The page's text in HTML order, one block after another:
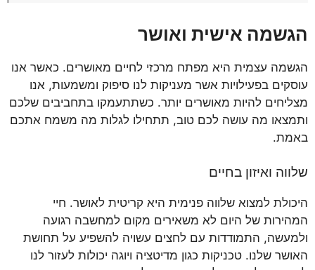
הגשמה אישית ואושר
הגשמה עצמית היא מפתח מרכזי לחיים מאושרים. כאשר אנו
עוסקים בפעילויות אשר מעניקות לנו סיפוק ומשמעות, אנו
מצליחים להיות מאושרים יותר. כשתתעמקו בתחביבים שלכם
ותמצאו מה עושה לכם טוב, תתחילו לגלות מה משמח אתכם
באמת.
שלווה ואיזון בחיים
היכולת למצוא שלווה פנימית היא קריטית לאושר. חיי
המהירות של היום לא משאירים מקום למחשבה רגועה
ולמעשה, התמודדות עם לחצים עשויה להשפיע על תחושת
האושר שלנו. טכניקות כגון מדיטציה ויוגה יכולות לעזור לנו